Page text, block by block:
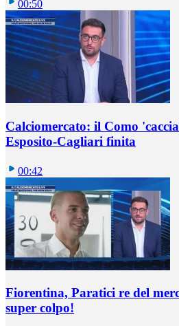
00:50
Calciomercato: il Como
Esposito-Cagliari finita
00:42
Fiorentina, Paratici re del
super colpo!